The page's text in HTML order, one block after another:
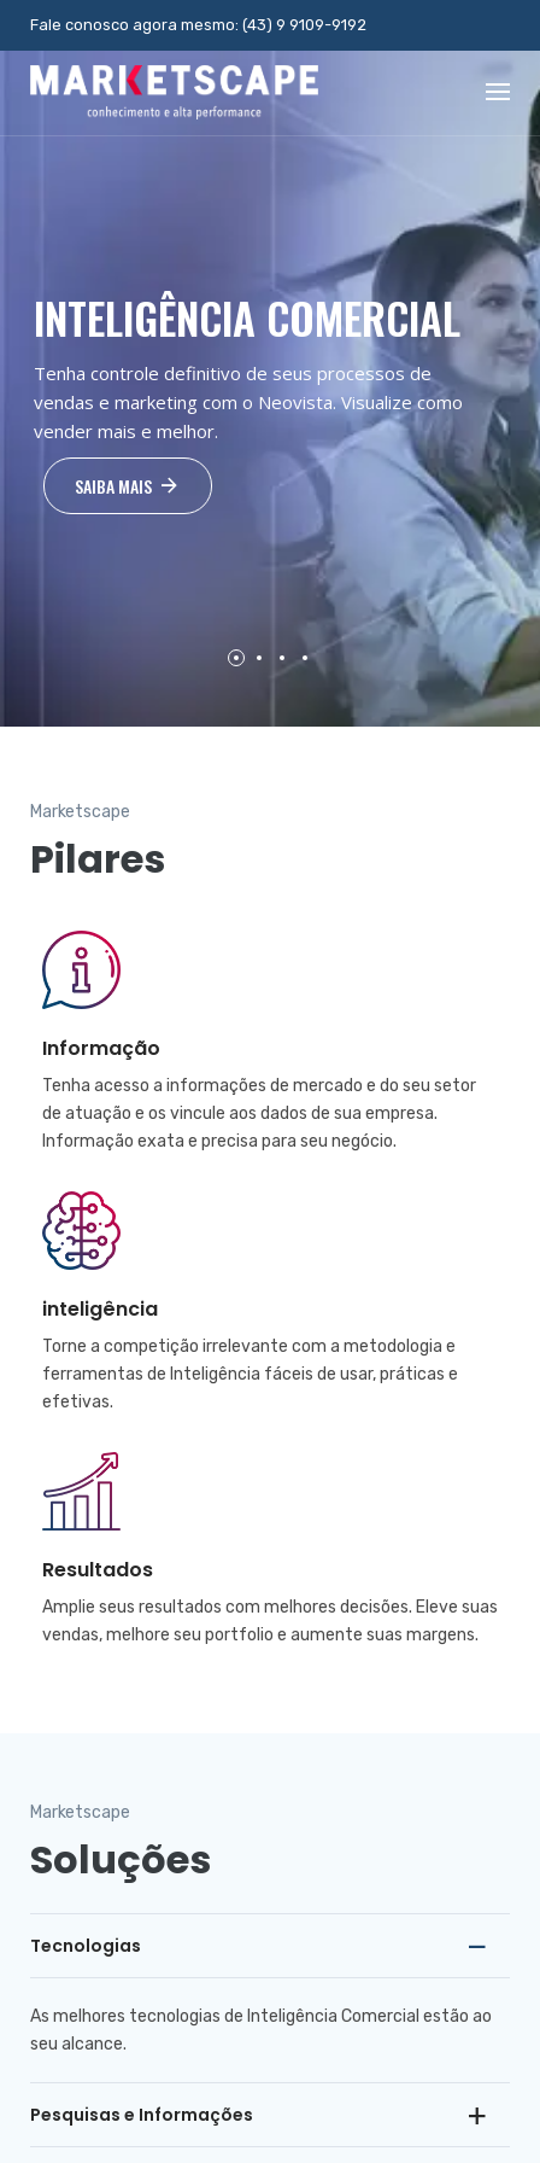
o
Fale conosco agora mesmo: (43) 9 9109-9192
INTELIGÊNCIA COMERCIAL
Tenha controle definitivo de seus processos de
vendas e marketing com o Neovista. Visualize como
vender mais e melhor.
SAIBA MAIS
Marketscape
Pilares
Informação
Tenha acesso a informações de mercado e do seu setor
de atuação e os vincule aos dados de sua empresa.
Informação exata e precisa para seu negócio.
inteligência
Torne a competição irrelevante com a metodologia e
ferramentas de Inteligência fáceis de usar, práticas e
efetivas.
Resultados
Amplie seus resultados com melhores decisões. Eleve suas
vendas, melhore seu portfolio e aumente suas margens.
Marketscape
Soluções
Tecnologias
As melhores tecnologias de Inteligência Comercial estão ao
seu alcance.
Pesquisas e Informações